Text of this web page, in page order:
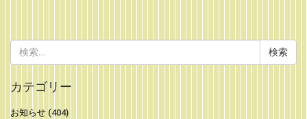
索:
カテゴリー
お知らせ (404)